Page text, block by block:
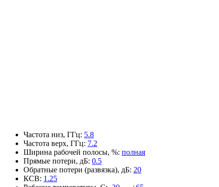
Частота низ, ГГц: 5.8
Частота верх, ГГц: 7.2
Ширина рабочей полосы, %: полная
Прямые потери, дБ: 0.5
Обратные потери (развязка), дБ: 20
КСВ: 1.25